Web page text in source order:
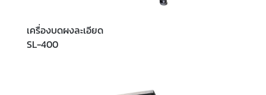
เครื่องบดผงละเอียด
SL-400